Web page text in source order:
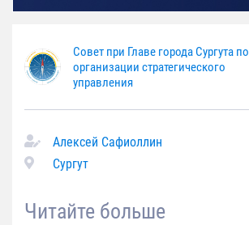
Совет при Главе города Сургута по
организации стратегического
управления
Алексей Сафиоллин
Сургут
Читайте больше